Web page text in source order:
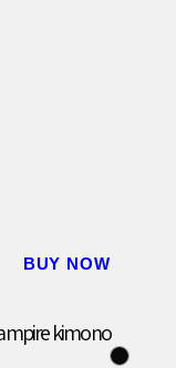
BUY NOW
kimono